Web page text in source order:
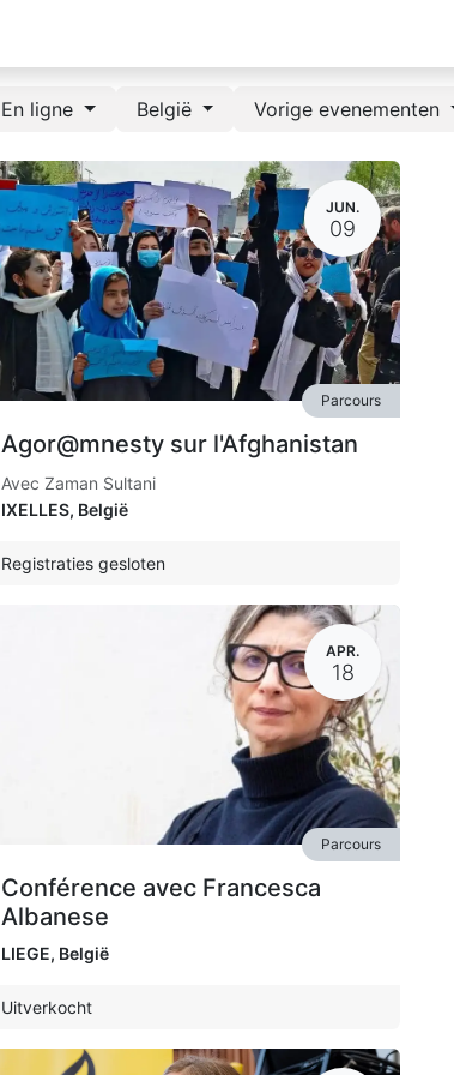
En ligne België Vorige evenementen
JUN.
09
Agor@mnesty sur l'Afghanistan
Avec Zaman Sultani
Parcours
IXELLES, België
Registraties gesloten
APR.
18
Conférence avec Francesca
Albanese
Parcours
LIEGE, België
Uitverkocht